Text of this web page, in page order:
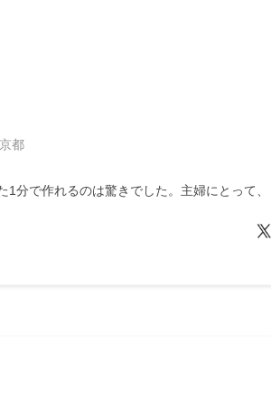
都
分で作れるのは驚きでした。主婦にとって